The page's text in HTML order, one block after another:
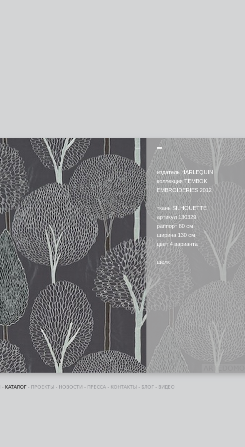
издатель HARLEQUIN
коллекция TEMBOK
EMBROIDERIES 2012
ткань SILHOUETTE
артикул 130329
раппорт 80 см
ширина 130 см
цвет 4 варианта
шелк
- КАТАЛОГ - ПРОЕКТЫ - НОВОСТИ - ПРЕССА - КОНТАКТЫ - БЛОГ - ВИДЕО